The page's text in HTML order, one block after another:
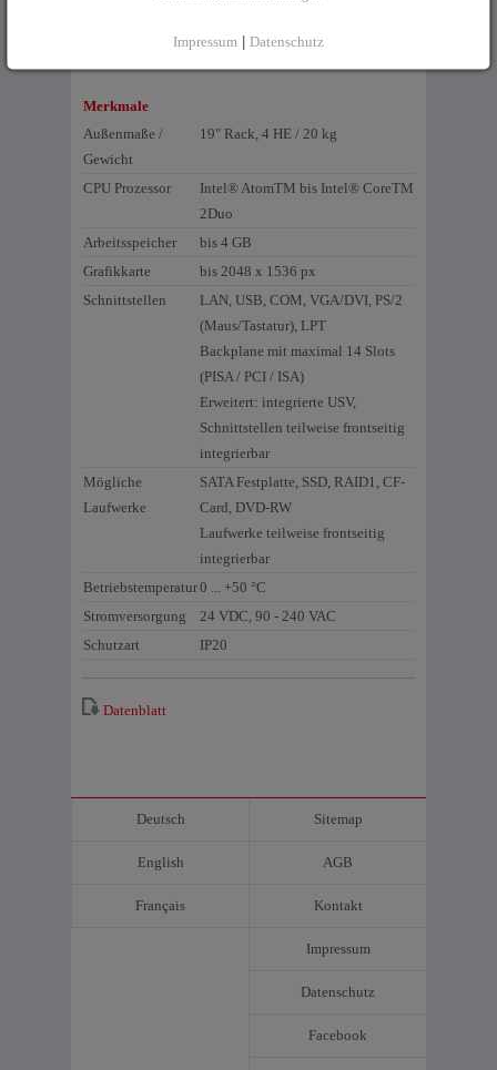
Merkmale
Außenmaße /
Gewicht
19" Rack, 4 HE / 20 kg
CPU Prozessor
Intel® AtomTM bis Intel® CoreTM
2Duo
Arbeitsspeicher
bis 4 GB
Grafikkarte
bis 2048 x 1536 px
Schnittstellen
LAN, USB, COM, VGA/DVI, PS/2
(Maus/Tastatur), LPT
Backplane mit maximal 14 Slots
(PISA / PCI / ISA)
Erweitert: integrierte USV,
Schnittstellen teilweise frontseitig
integrierbar
Mögliche
Laufwerke
SATA Festplatte, SSD, RAID1, CF-
Card, DVD-RW
Laufwerke teilweise frontseitig
integrierbar
Betriebstemperatur0 ... +50 °C
Stromversorgung
24 VDC, 90 - 240 VAC
Schutzart
IP20
Datenblatt
Deutsch
English
Français
Sitemap
AGB
Kontakt
Impressum
Datenschutz
Facebook
Impressum | Datenschutz